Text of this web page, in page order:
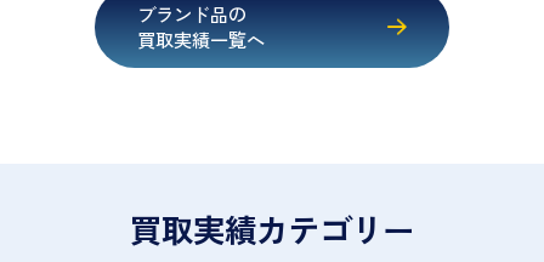
ブランド品の
買取実績一覧へ
買取実績カテゴリー